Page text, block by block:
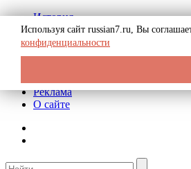
История
Биография
Криминал
СССР
Реклама
О сайте
Используя сайт russian7.ru, Вы
конфиденциальности